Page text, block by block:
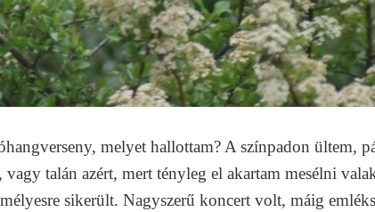
melyet hallottam? A színpadon ültem,
vagy talán azért, mert tényleg el akartam mesélni
sikerült. Nagyszerű koncert volt, máig